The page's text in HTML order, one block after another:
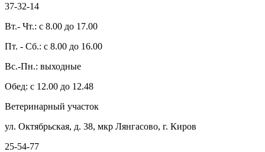
37-32-14
Вт.- Чт.: с 8.00 до 17.00
Пт. - Сб.: с 8.00 до 16.00
Вс.-Пн.: выходные
Обед: с 12.00 до 12.48
Ветеринарный участок
ул. Октябрьская, д. 38, мкр Лянгасово, г. Киров
25-54-77